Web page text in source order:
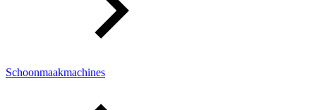
Schoonmaakmachines